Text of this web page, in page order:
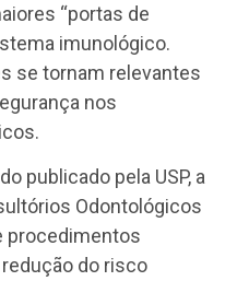
“portas de
imunológico.
se tornam relevantes
nos
publicado pela USP, a
Odontológicos
procedimentos
do risco